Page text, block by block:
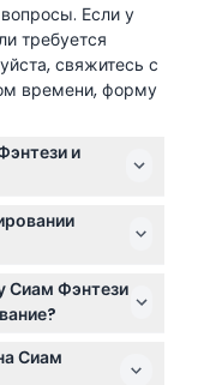
Если у
требуется
свяжитесь с
времени, форму
и
19:30 и 21:30,
может
при
порядке
билеты
рядом.
Сиам Фэнтези
шоу
Сиам